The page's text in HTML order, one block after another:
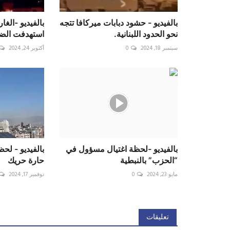
بالفيديو - حشود دبابات ميركافا تتجه
نحو الحدود اللبنانية.
سبتمبر 18, 2024 0
بالفيديو -
استهدفت
أكتوبر 24, 2024
بالفيديو -لحظة اغتيال مسؤول في
“الحزب” بالنبطية
مايو 23, 2024 0
بالفيديو -
حارة حريك
نوفمبر 17, 2024
تعليقات